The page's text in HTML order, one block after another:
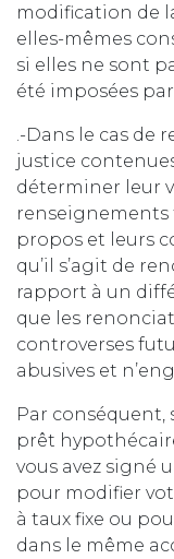
modification de
elles-mêmes
si elles ne sont
été imposées
.-Dans le cas de
justice
déterminer leur
renseignements
propos et leurs
qu’il s’agit de
rapport à un
que les
controverses
abusives et
Par conséquent,
prêt
vous avez signé
pour modifier
à taux fixe ou
dans le même